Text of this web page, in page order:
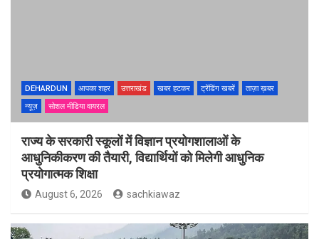
DEHARDUN आपका शहर उत्तराखंड खबर हटकर ट्रेंडिंग खबरें
ताज़ा ख़बर
न्यूज़
सोशल मीडिया वायरल
राज्य के सरकारी स्कूलों में विज्ञान प्रयोगशालाओं के
आधुनिकीकरण की तैयारी, विद्यार्थियों को मिलेगी आधुनिक
प्रयोगात्मक शिक्षा
August 6, 2026 sachkiawaz